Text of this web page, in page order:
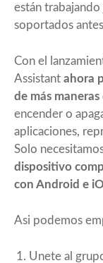
están
soportados
Con el
Assistant ahora
de más
encender o
aplicaciones,
Solo
dispositivo
con Android e
Asi podemos
Unete al